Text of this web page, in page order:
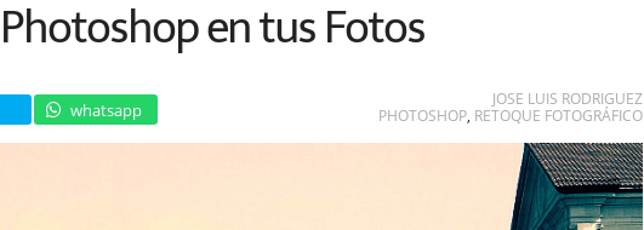
Photoshop en tus Fotos
whatsapp
JOSE LUIS RODRIGUEZ
PHOTOSHOP, RETOQUE FOTOGRÁFICO